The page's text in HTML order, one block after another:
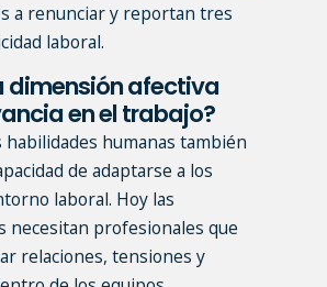
a renunciar y reportan tres
laboral.
dimensión afectiva
en el trabajo?
habilidades humanas también
de adaptarse a los
laboral. Hoy las
necesitan profesionales que
relaciones, tensiones y